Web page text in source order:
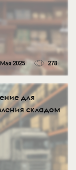
2025 278
для
складом